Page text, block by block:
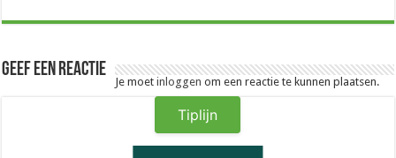
Geef een reactie
Je moetinloggen om een reactie te kunnen plaatsen.
Tiplijn